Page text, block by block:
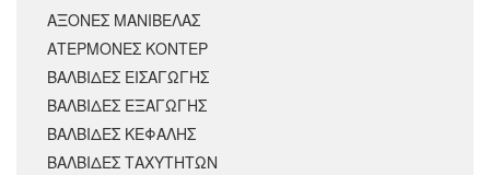
ΑΞΟΝΕΣ ΜΑΝΙΒΕΛΑΣ
ΑΤΕΡΜΟΝΕΣ ΚΟΝΤΕΡ
ΒΑΛΒΙΔΕΣ ΕΙΣΑΓΩΓΗΣ
ΒΑΛΒΙΔΕΣ ΕΞΑΓΩΓΗΣ
ΒΑΛΒΙΔΕΣ ΚΕΦΑΛΗΣ
ΒΑΛΒΙΔΕΣ ΤΑΧΥΤΗΤΩΝ